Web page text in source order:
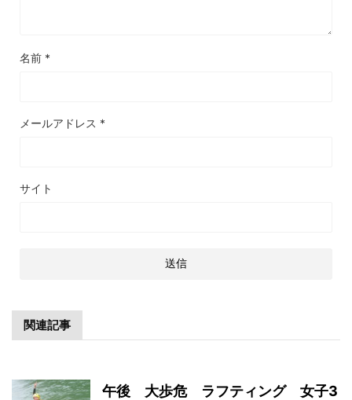
名前 *
メールアドレス *
サイト
関連記事
午後 大歩危 ラフティング 女子3